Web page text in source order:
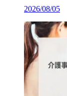
2026/08/05